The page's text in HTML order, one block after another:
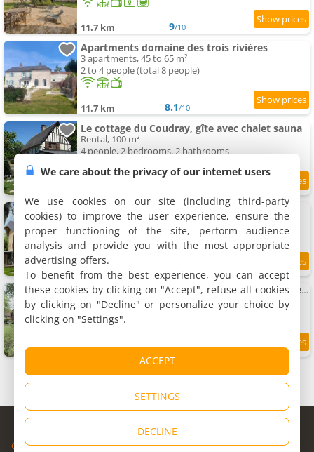
11.7 km 9/10
Apartments domaine des trois rivières
3 apartments, 45 to 65 m²
2 to 4 people (total 8 people)
11.7 km 8.1/10
Le cottage du Coudray, gîte avec chalet sauna
Rental, 100 m²
4 people, 2 bedrooms, 2 bathrooms
Gîtes et Spa en Normandie
5 villas, 22 to 75 m²
2 to 6 people (total 18 people)
11.9 km /10
Pépiite Bocage Normand - Lodge Cozy Nature & Spa
Chalet, 15 m²
2 people, 1 bedroom, 1 bathroom
11.9 km 10/10
© Copyright 1998 - 2026
Cybevasion|Legal Notice|Privacy Policy|CGU|Legal Information |
We care about the privacy of our internet users
We use cookies on our site (including third-party
cookies) to improve the user experience, ensure the
proper functioning of the site, perform audience
analysis and provide you with the most appropriate
advertising offers.
To benefit from the best experience, you can accept
these cookies by clicking on "Accept", refuse all cookies
by clicking on "Decline" or personalize your choice by
clicking on "Settings".
ACCEPT
SETTINGS
DECLINE